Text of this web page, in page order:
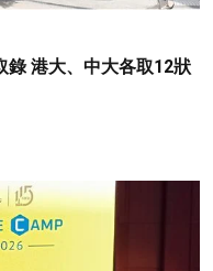
錄 港大、中大各取12狀